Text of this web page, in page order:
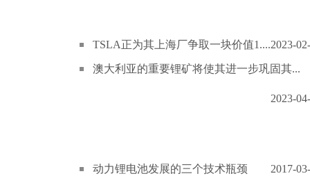
TSLA正为其上海厂争取一块价值1....2023-
澳大利亚的重要锂矿将使其进一步巩固其...
2023-
动力锂电池发展的三个技术瓶颈 2017-